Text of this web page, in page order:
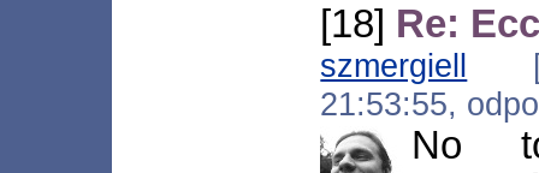
[18] Re:
szmergiell
21:53:55,
No